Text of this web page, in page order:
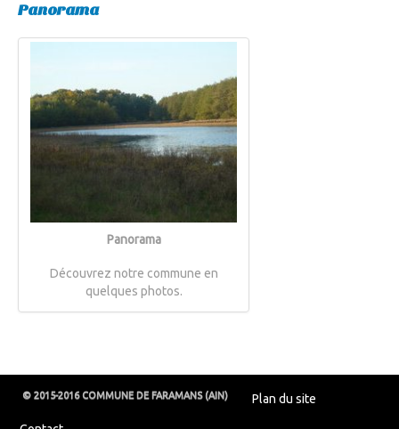
Panorama
Panorama
Découvrez notre commune en
quelques photos.
© 2015-2016 COMMUNE DE FARAMANS (AIN) Plan du site